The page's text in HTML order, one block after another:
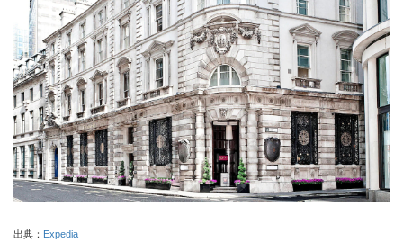
出典： Expedia